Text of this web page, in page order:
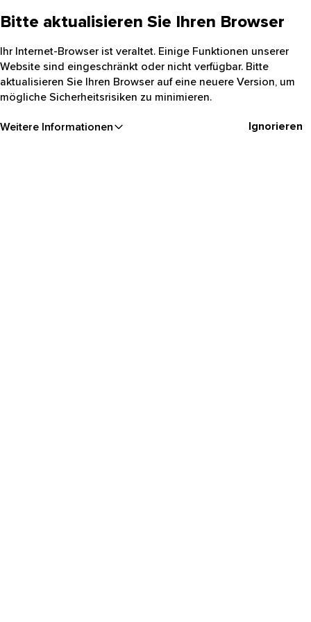
Bitte aktualisieren Sie Ihren Browser
Ihr Internet-Browser ist veraltet. Einige Funktionen unserer
Website sind eingeschränkt oder nicht verfügbar. Bitte
aktualisieren Sie Ihren Browser auf eine neuere Version, um
mögliche Sicherheitsrisiken zu minimieren.
Weitere Informationen Ignorieren